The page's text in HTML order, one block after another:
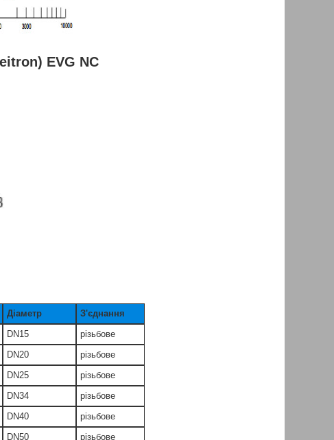
EVG NC
Діаметр
З'єднання
DN15
різьбове
DN20
різьбове
DN25
різьбове
DN34
різьбове
DN40
різьбове
DN50 різьбове